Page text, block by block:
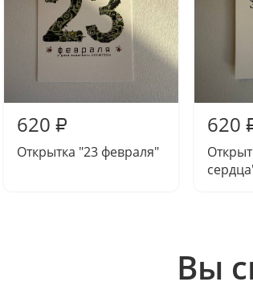
620 ₽
Открытка "23 февраля"
620
Вы